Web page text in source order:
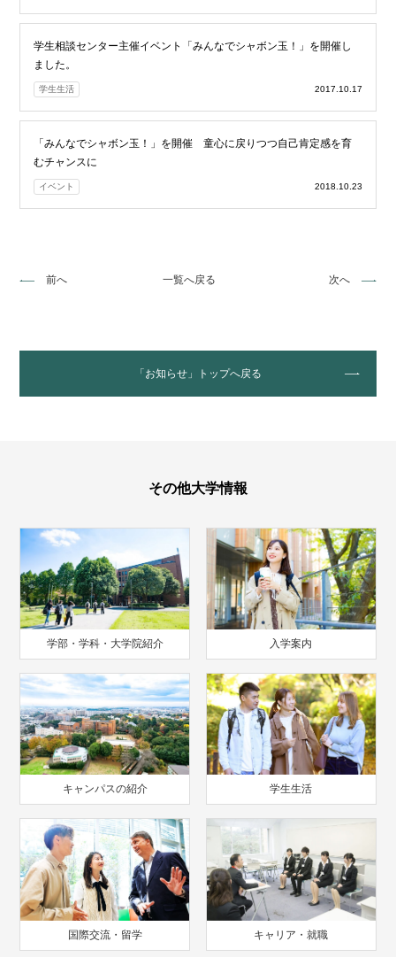
学生相談センター主催イベント「みんなでシャボン玉！」を開催し
ました。
学生生活 2017.10.17
「みんなでシャボン玉！」を開催 童心に戻りつつ自己肯定感を育
むチャンスに
イベント 2018.10.23
前へ 一覧へ戻る 次へ
「お知らせ」トップへ戻る
その他大学情報
学部・学科・大学院紹介 入学案内
キャンパスの紹介 学生生活
国際交流・留学 キャリア・就職